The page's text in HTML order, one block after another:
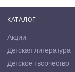
КАТАЛОГ
Акции
Детская литература
Детское творчество